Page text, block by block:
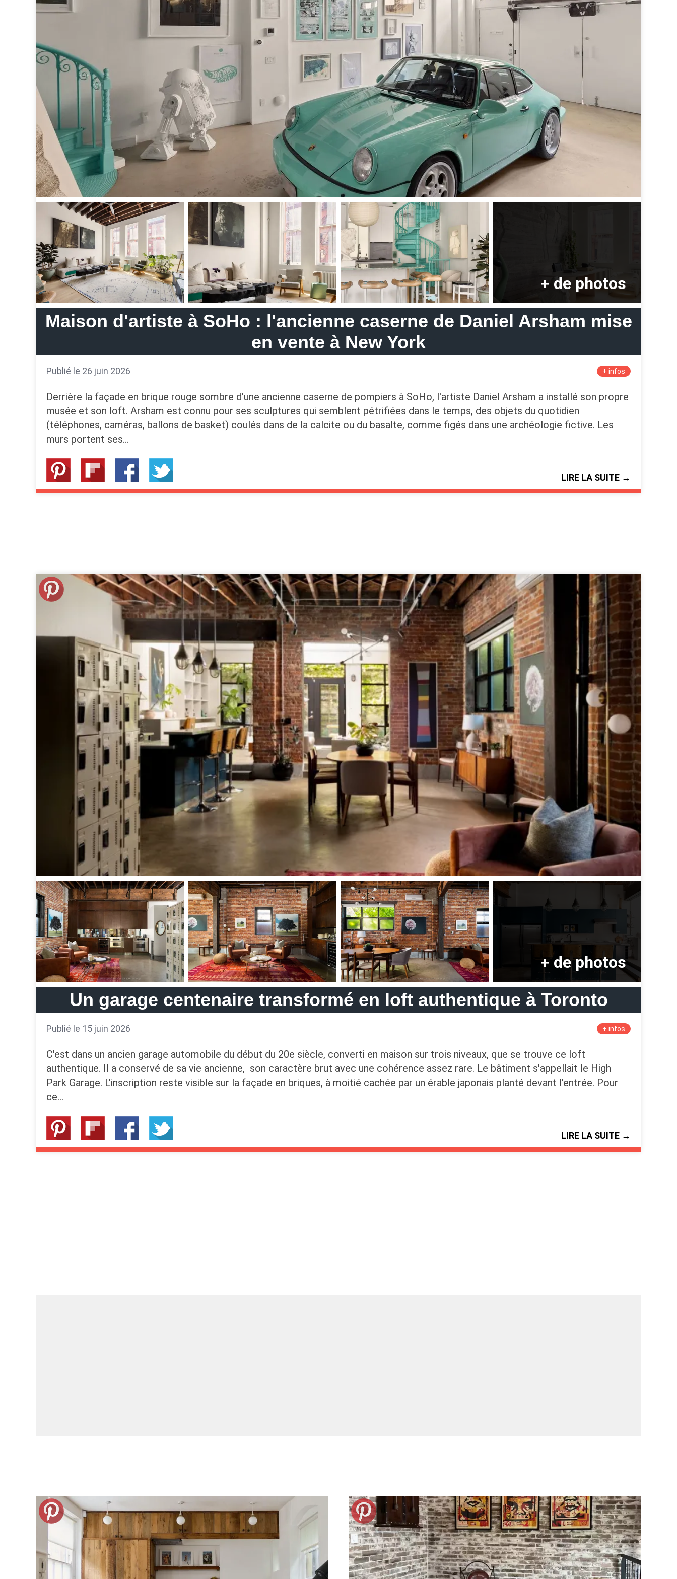
Maison d'artiste à SoHo : l'ancienne caserne de Daniel Arsham mise
en vente à New York
Publié le 26 juin 2026 + infos
Derrière la façade en brique rouge sombre d'une ancienne caserne de pompiers à SoHo, l'artiste Daniel Arsham a installé son propre
musée et son loft. Arsham est connu pour ses sculptures qui semblent pétrifiées dans le temps, des objets du quotidien
(téléphones, caméras, ballons de basket) coulés dans de la calcite ou du basalte, comme figés dans une archéologie fictive. Les
murs portent ses…
LIRE LA SUITE →
Un garage centenaire transformé en loft authentique à Toronto
Publié le 15 juin 2026 + infos
C'est dans un ancien garage automobile du début du 20e siècle, converti en maison sur trois niveaux, que se trouve ce loft
authentique. Il a conservé de sa vie ancienne, son caractère brut avec une cohérence assez rare. Le bâtiment s'appellait le High
Park Garage. L'inscription reste visible sur la façade en briques, à moitié cachée par un érable japonais planté devant l'entrée. Pour
ce…
LIRE LA SUITE →